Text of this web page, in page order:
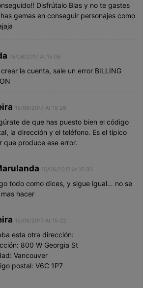
Disfrútalo Blas y no te gastes
gemas en conseguir personajes como
15/06/2017 At 15:06
la cuenta, sale un error BILLING
15/06/2017 At 15:26
de que has puesto bien el código
la dirección y el teléfono. Es el típico
que produce ese error.
15/06/2017 At 15:30
todo como dices, y sigue igual… no se
hacer
15/06/2017 At 15:32
esta otra dirección:
800 W Georgia St
Vancouver
postal: V6C 1P7